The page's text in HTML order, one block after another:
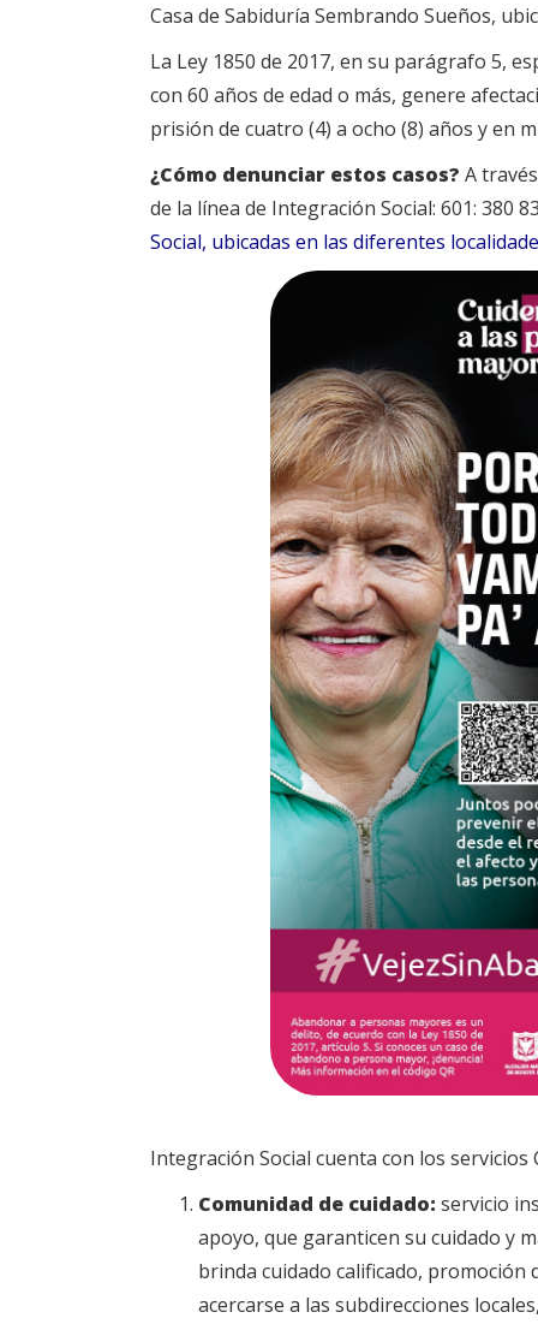
Casa de Sabiduría Sembrando Sueños,
La Ley 1850 de 2017, en su parágrafo 5,
con 60 años de edad o más, genere
prisión de cuatro (4) a ocho (8) años y en
¿Cómo denunciar estos casos? A
de la línea de Integración Social: 601: 380
Social, ubicadas en las diferentes
Integración Social cuenta con los servicios
Comunidad de cuidado: servicio
apoyo, que garanticen su cuidado y
brinda cuidado calificado, promoción
acercarse a las subdirecciones